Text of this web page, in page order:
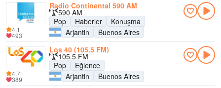
Radio Continental 590 AM
590 AM
Pop
Haberler
Konuşma
Arjantin
Buenos Aires
4.1
493
Los 40 (105.5 FM)
105.5 FM
Pop
Eğlence
Arjantin
Buenos Aires
4.7
389